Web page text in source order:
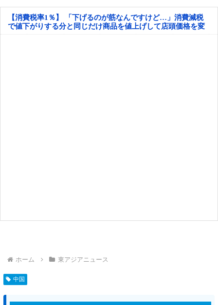
【消費税率1％】 「下げるのが筋なんですけど…」消費減税
で値下がりする分と同じだけ商品を値上げして店頭価格を変
えない店も
ホーム 東アジアニュース
中国